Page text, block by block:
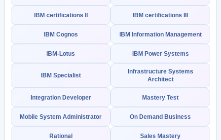
IBM certifications II IBM certifications III
IBM Cognos IBM Information Management
IBM-Lotus IBM Power Systems
IBM Specialist
Infrastructure Systems
Architect
Integration Developer Mastery Test
Mobile System Administrator On Demand Business
Rational Sales Mastery